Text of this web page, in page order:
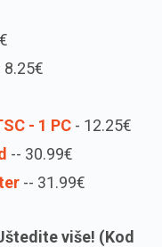
8.25€
- 1 PC - 12.25€
-- 30.99€
-- 31.99€
više! (Kod